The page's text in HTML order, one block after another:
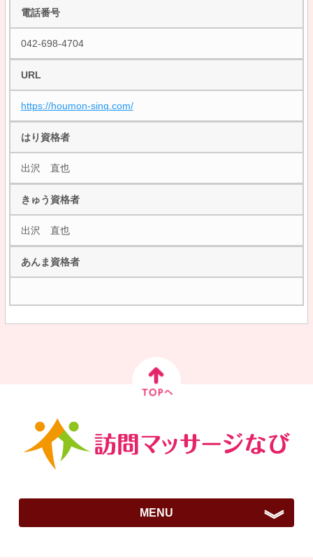
電話番号
042-698-4704
URL
https://houmon-sinq.com/
はり資格者
出沢 直也
きゅう資格者
出沢 直也
あんま資格者
MENU